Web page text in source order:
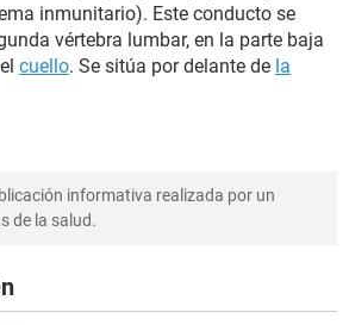
inmunitario). Este conducto se
vértebra lumbar, en la parte baja
cuello. Se sitúa por delante de la
informativa realizada por un
de la salud.